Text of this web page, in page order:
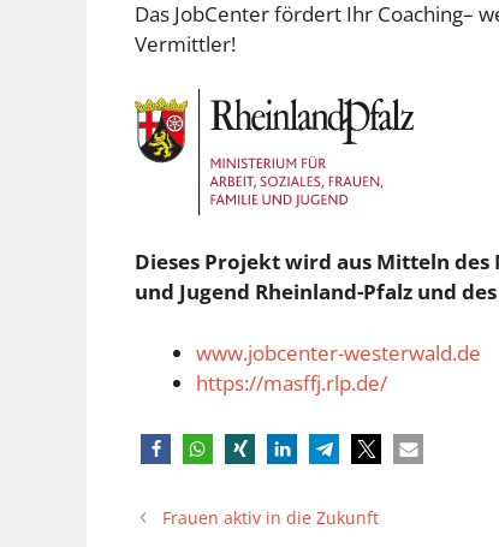
Das JobCenter fördert Ihr Coaching–
Vermittler!
Dieses Projekt wird aus Mitteln
und Jugend Rheinland-Pfalz und
www.jobcenter-westerwald.de
https://masffj.rlp.de/
Frauen aktiv in die Zukunft